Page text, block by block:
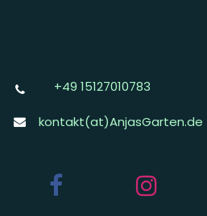
+49 15127010783
kontakt(at)AnjasGarten.de